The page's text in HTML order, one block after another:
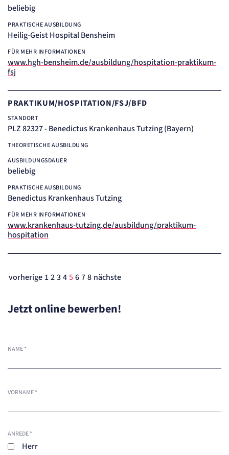
beliebig
PRAKTISCHE AUSBILDUNG
Heilig-Geist Hospital Bensheim
FÜR MEHR INFORMATIONEN
www.hgh-bensheim.de/ausbildung/hospitation-praktikum-
fsj
PRAKTIKUM/HOSPITATION/FSJ/BFD
STANDORT
PLZ 82327 - Benedictus Krankenhaus Tutzing (Bayern)
THEORETISCHE AUSBILDUNG
AUSBILDUNGSDAUER
beliebig
PRAKTISCHE AUSBILDUNG
Benedictus Krankenhaus Tutzing
FÜR MEHR INFORMATIONEN
www.krankenhaus-tutzing.de/ausbildung/praktikum-
hospitation
vorherige 12345678 nächste
Jetzt online bewerben!
NAME*
VORNAME*
ANREDE*
Herr